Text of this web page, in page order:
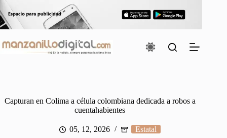
al
contenido
Capturan en Colima a célula colombiana dedicada a robos a
cuentahabientes
05, 12, 2026 Estatal